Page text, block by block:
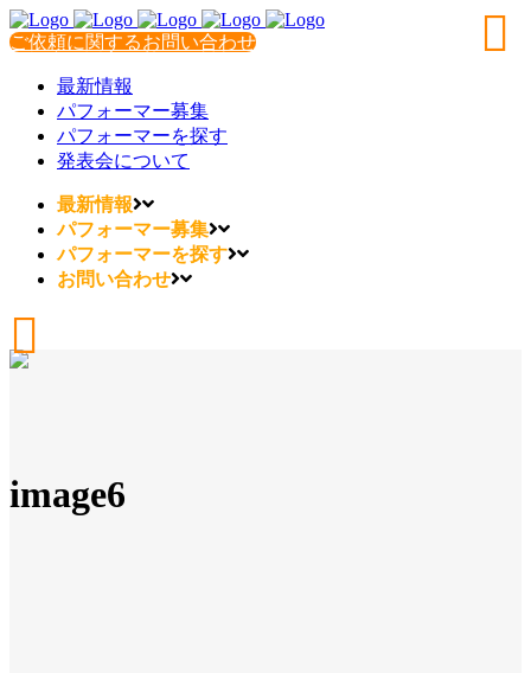
ご依頼に関するお問い合わせ
最新情報
パフォーマー募集
パフォーマーを探す
発表会について
最新情報
パフォーマー募集
パフォーマーを探す
お問い合わせ
image6